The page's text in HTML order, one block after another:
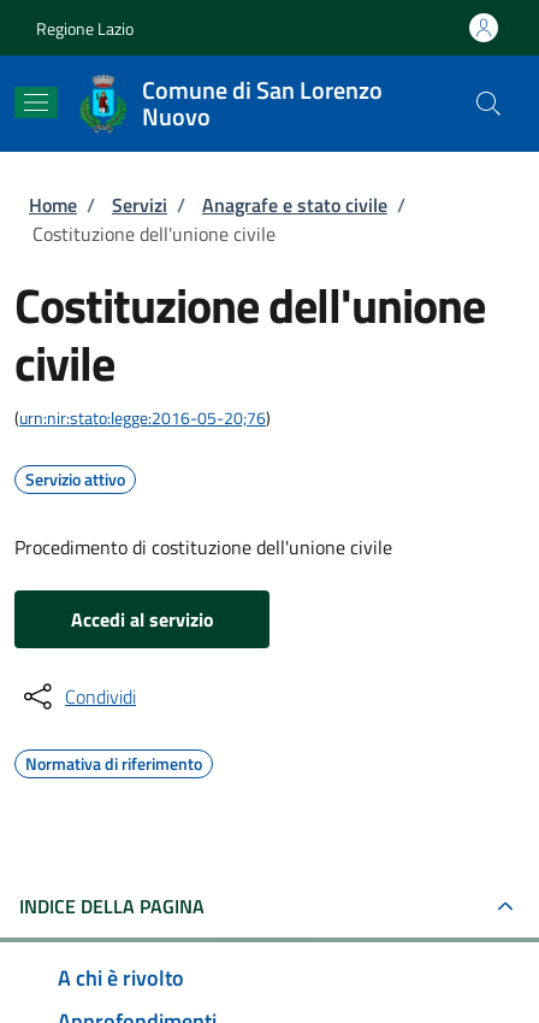
Regione Lazio
Comune di San Lorenzo
Nuovo
Briciole di pane
Home / Servizi / Anagrafe e stato civile /
Costituzione dell'unione civile
Costituzione dell'unione
civile
(urn:nir:stato:legge:2016-05-20;76)
Servizio attivo
Procedimento di costituzione dell'unione civile
Accedi al servizio
Condividi
Normativa di riferimento
INDICE DELLA PAGINA
A chi è rivolto